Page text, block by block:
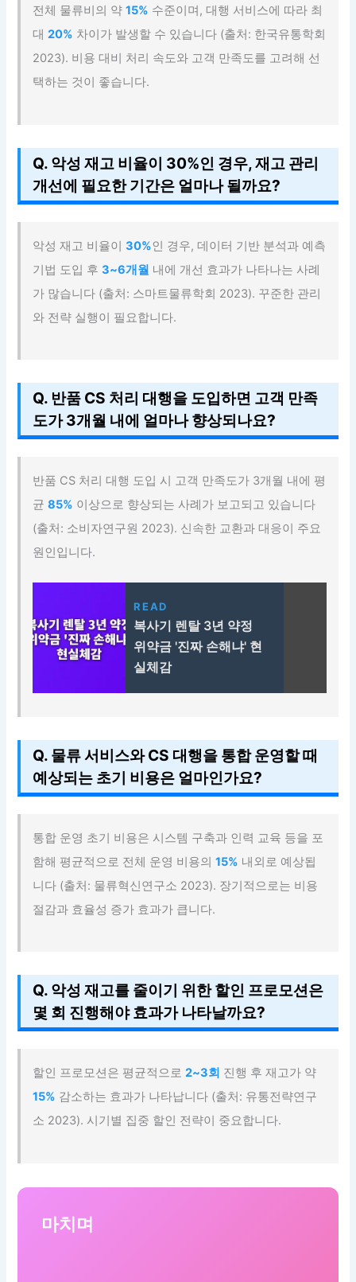
전체 물류비의 약15% 수준이며, 대행 서비스에 따라 최
대20% 차이가 발생할 수 있습니다 (출처: 한국유통학회
2023). 비용 대비 처리 속도와 고객 만족도를 고려해 선
택하는 것이 좋습니다.
Q. 악성 재고 비율이 30%인 경우, 재고 관리
개선에 필요한 기간은 얼마나 될까요?
악성 재고 비율이30%인 경우, 데이터 기반 분석과 예측
기법 도입 후3~6개월 내에 개선 효과가 나타나는 사례
가 많습니다 (출처: 스마트물류학회 2023). 꾸준한 관리
와 전략 실행이 필요합니다.
Q. 반품 CS 처리 대행을 도입하면 고객 만족
도가 3개월 내에 얼마나 향상되나요?
반품 CS 처리 대행 도입 시 고객 만족도가 3개월 내에 평
균85% 이상으로 향상되는 사례가 보고되고 있습니다
(출처: 소비자연구원 2023). 신속한 교환과 대응이 주요
원인입니다.
READ
복사기 렌탈 3년 약정
위약금 '진짜 손해냐' 현
실체감
Q. 물류 서비스와 CS 대행을 통합 운영할 때
예상되는 초기 비용은 얼마인가요?
통합 운영 초기 비용은 시스템 구축과 인력 교육 등을 포
함해 평균적으로 전체 운영 비용의15% 내외로 예상됩
니다 (출처: 물류혁신연구소 2023). 장기적으로는 비용
절감과 효율성 증가 효과가 큽니다.
Q. 악성 재고를 줄이기 위한 할인 프로모션은
몇 회 진행해야 효과가 나타날까요?
할인 프로모션은 평균적으로2~3회 진행 후 재고가 약
15% 감소하는 효과가 나타납니다 (출처: 유통전략연구
소 2023). 시기별 집중 할인 전략이 중요합니다.
마치며